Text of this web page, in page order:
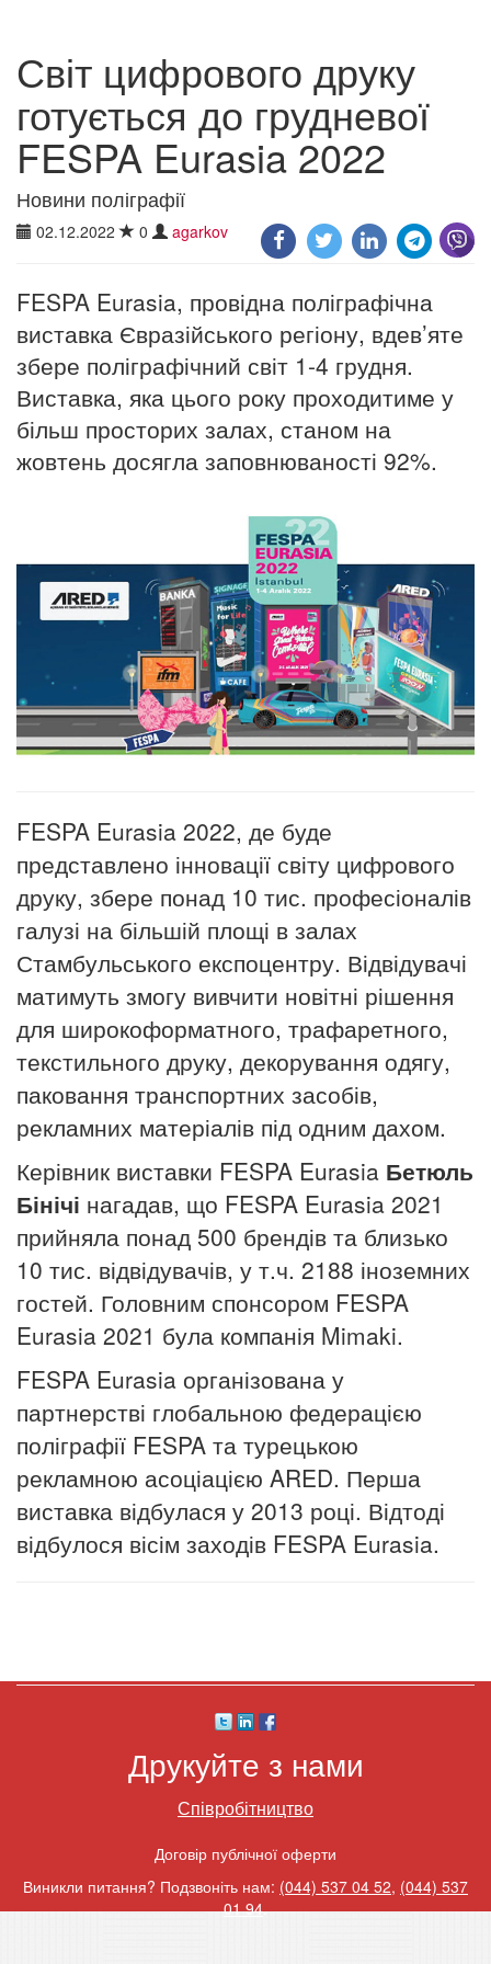
Світ цифрового друку
готується до грудневої
FESPA Eurasia 2022
Новини поліграфії
02.12.2022 0 agarkov
FESPA Eurasia, провідна поліграфічна
виставка Євразійського регіону, вдев’яте
збере поліграфічний світ 1-4 грудня.
Виставка, яка цього року проходитиме у
більш просторих залах, станом на
жовтень досягла заповнюваності 92%.
FESPA Eurasia 2022, де буде
представлено інновації світу цифрового
друку, збере понад 10 тис. професіоналів
галузі на більшій площі в залах
Стамбульського експоцентру. Відвідувачі
матимуть змогу вивчити новітні рішення
для широкоформатного, трафаретного,
текстильного друку, декорування одягу,
паковання транспортних засобів,
рекламних матеріалів під одним дахом.
Керівник виставки FESPA Eurasia Бетюль
Бінічі нагадав, що FESPA Eurasia 2021
прийняла понад 500 брендів та близько
10 тис. відвідувачів, у т.ч. 2188 іноземних
гостей. Головним спонсором FESPA
Eurasia 2021 була компанія Mimaki.
FESPA Eurasia організована у
партнерстві глобальною федерацією
поліграфії FESPA та турецькою
рекламною асоціацією ARED. Перша
виставка відбулася у 2013 році. Відтоді
відбулося вісім заходів FESPA Eurasia.
Друкуйте з нами
Співробітництво
Договір публічної оферти
Виникли питання? Подзвоніть нам: (044) 537 04 52, (044) 537
01 94.